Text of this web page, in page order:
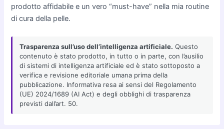
prodotto affidabile e un vero “must-have” nella mia routine
di cura della pelle.
Trasparenza sull’uso dell’intelligenza artificiale. Questo
contenuto è stato prodotto, in tutto o in parte, con l’ausilio
di sistemi di intelligenza artificiale ed è stato sottoposto a
verifica e revisione editoriale umana prima della
pubblicazione. Informativa resa ai sensi del Regolamento
(UE) 2024/1689 (AI Act) e degli obblighi di trasparenza
previsti dall’art. 50.